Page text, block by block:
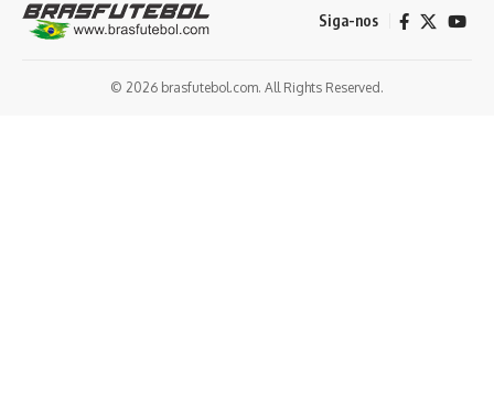
Siga-nos
© 2026 brasfutebol.com. All Rights Reserved.